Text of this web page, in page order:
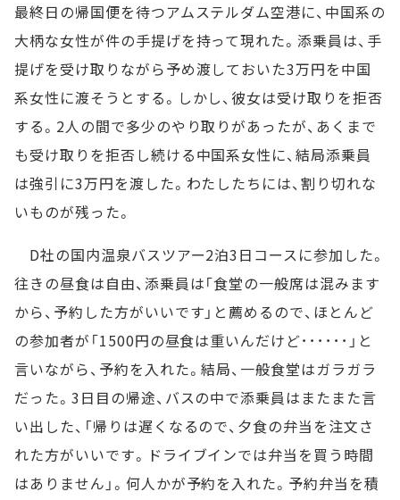
最終日の帰国便を待つアムステルダム空港に、中国系の
大柄な女性が件の手提げを持って現れた。添乗員は、手
提げを受け取りながら予め渡しておいた3万円を中国
系女性に渡そうとする。しかし、彼女は受け取りを拒否
する。2人の間で多少のやり取りがあったが、あくまで
も受け取りを拒否し続ける中国系女性に、結局添乗員
は強引に3万円を渡した。わたしたちには、割り切れな
いものが残った。
D社の国内温泉バスツアー2泊3日コースに参加した。
往きの昼食は自由、添乗員は「食堂の一般席は混みます
から、予約した方がいいです」と薦めるので、ほとんど
の参加者が「1500円の昼食は重いんだけど･･････」と
言いながら、予約を入れた。結局、一般食堂はガラガラ
だった。3日目の帰途、バスの中で添乗員はまたまた言
い出した、「帰りは遅くなるので、夕食の弁当を注文さ
れた方がいいです。ドライブインでは弁当を買う時間
はありません」。何人かが予約を入れた。予約弁当を積